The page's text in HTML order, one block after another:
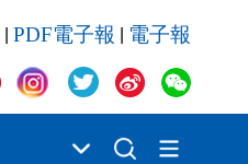
PDF電子報 電子報